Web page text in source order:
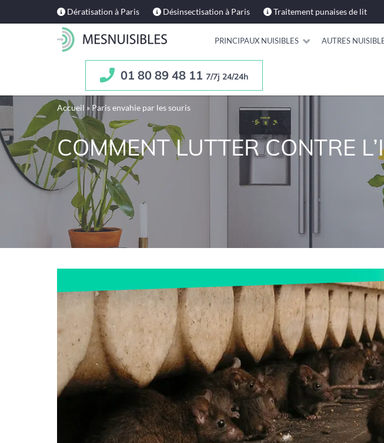
Dératisation à Paris Désinsectisation à Paris Traitement punaises de lit
PRINCIPAUX NUISIBLES AUTRES
01 80 89 48 11 7/7j 24/24h
Accueil »Paris envahie par les souris
COMMENT LUTTER CONTRE